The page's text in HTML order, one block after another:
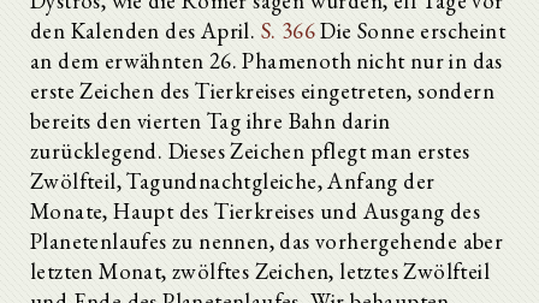
den Kalenden des April. S. 366Die Sonne erscheint
an dem erwähnten 26. Phamenoth nicht nur in das
erste Zeichen des Tierkreises eingetreten, sondern
bereits den vierten Tag ihre Bahn darin
zurücklegend. Dieses Zeichen pflegt man erstes
Zwölfteil, Tagundnachtgleiche, Anfang der
Monate, Haupt des Tierkreises und Ausgang des
Planetenlaufes zu nennen, das vorhergehende aber
letzten Monat, zwölftes Zeichen, letztes Zwölfteil